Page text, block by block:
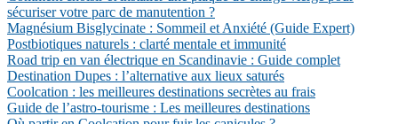
sécuriser votre parc de manutention ?
Magnésium Bisglycinate : Sommeil et Anxiété (Guide Expert)
Postbiotiques naturels : clarté mentale et immunité
Road trip en van électrique en Scandinavie : Guide complet
Destination Dupes : l’alternative aux lieux saturés
Coolcation : les meilleures destinations secrètes au frais
Guide de l’astro-tourisme : Les meilleures destinations